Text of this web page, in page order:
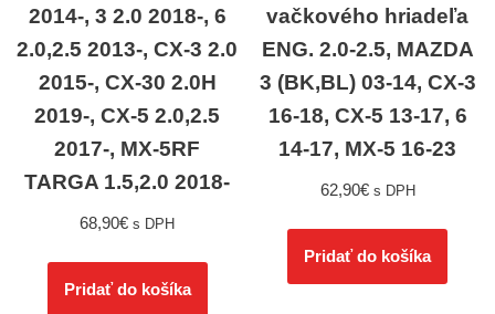
2014-, 3 2.0 2018-, 6
2.0,2.5 2013-, CX-3 2.0
2015-, CX-30 2.0H
2019-, CX-5 2.0,2.5
2017-, MX-5RF
TARGA 1.5,2.0 2018-
68,90€ s DPH
Pridať do košíka
vačkového hriadeľa
ENG. 2.0-2.5, MAZDA
3 (BK,BL) 03-14, CX-3
16-18, CX-5 13-17, 6
14-17, MX-5 16-23
62,90€ s DPH
Pridať do košíka